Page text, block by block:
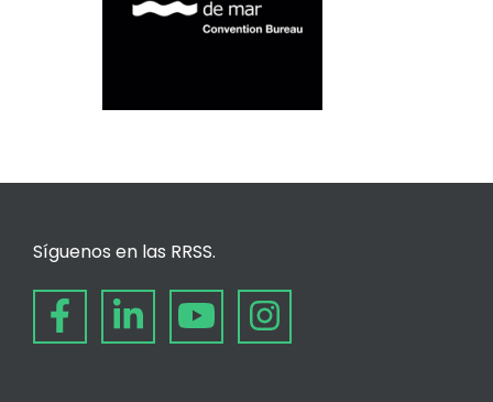
Síguenos en las RRSS.